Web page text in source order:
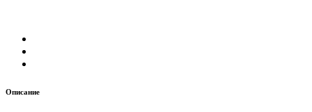
Описание